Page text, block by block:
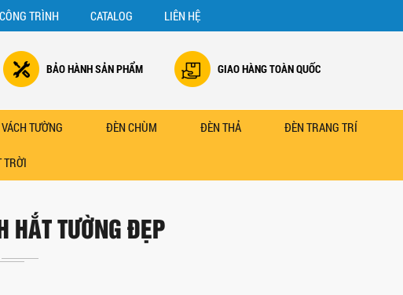
BẢO HÀNH SẢN PHẨM GIAO HÀNG TOÀN QUỐC
CÔNG TRÌNH CATALOG LIÊN HỆ
TƯỜNG ĐÈN CHÙM ĐÈN THẢ ĐÈN TRANG TRÍ
TRỜI
HẮT TƯỜNG ĐẸP